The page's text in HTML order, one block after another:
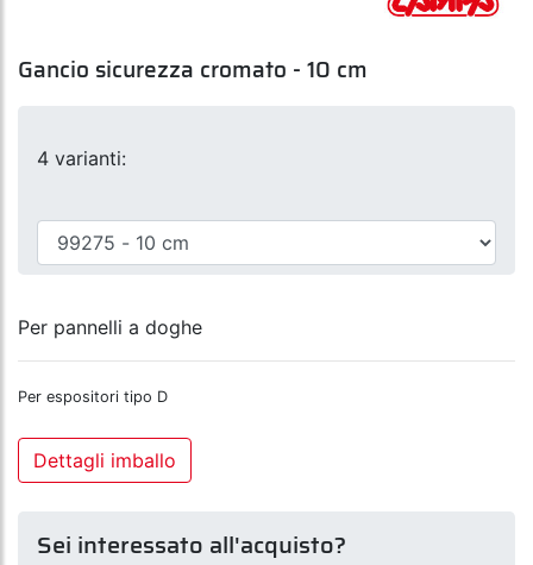
Gancio sicurezza cromato - 10 cm
4 varianti:
Per pannelli a doghe
Per espositori tipo D
Dettagli imballo
Sei interessato all'acquisto?